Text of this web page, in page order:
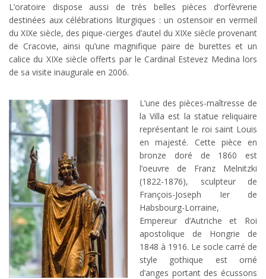
L’oratoire dispose aussi de très belles pièces d’orfèvrerie
destinées aux célébrations liturgiques : un ostensoir en vermeil
du XIXe siècle, des pique-cierges d’autel du XIXe siècle provenant
de Cracovie, ainsi qu’une magnifique paire de burettes et un
calice du XIXe siècle offerts par le Cardinal Estevez Medina lors
de sa visite inaugurale en 2006.
L’une des pièces-maîtresse de
la Villa est la statue reliquaire
représentant le roi saint Louis
en majesté. Cette pièce en
bronze doré de 1860 est
l’oeuvre de Franz Melnitzki
(1822-1876), sculpteur de
François-Joseph Ier de
Habsbourg-Lorraine,
Empereur d’Autriche et Roi
apostolique de Hongrie de
1848 à 1916. Le socle carré de
style gothique est orné
d’anges portant des écussons